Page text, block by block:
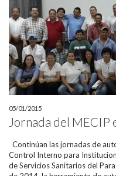
05/01/2015
Jornada del MECIP
Continúan las jornadas de
Control Interno para
de Servicios Sanitarios del